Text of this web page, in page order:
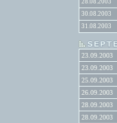
28.08.2003
30.08.2003
31.08.2003
23.09.2003
23.09.2003
25.09.2003
26.09.2003
28.09.2003
28.09.2003